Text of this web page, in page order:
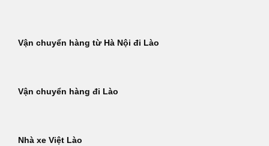
Vận chuyển hàng từ Hà Nội đi Lào
Vận chuyển hàng đi Lào
Nhà xe Việt Lào